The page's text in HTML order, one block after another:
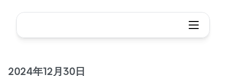
2024年12月30日